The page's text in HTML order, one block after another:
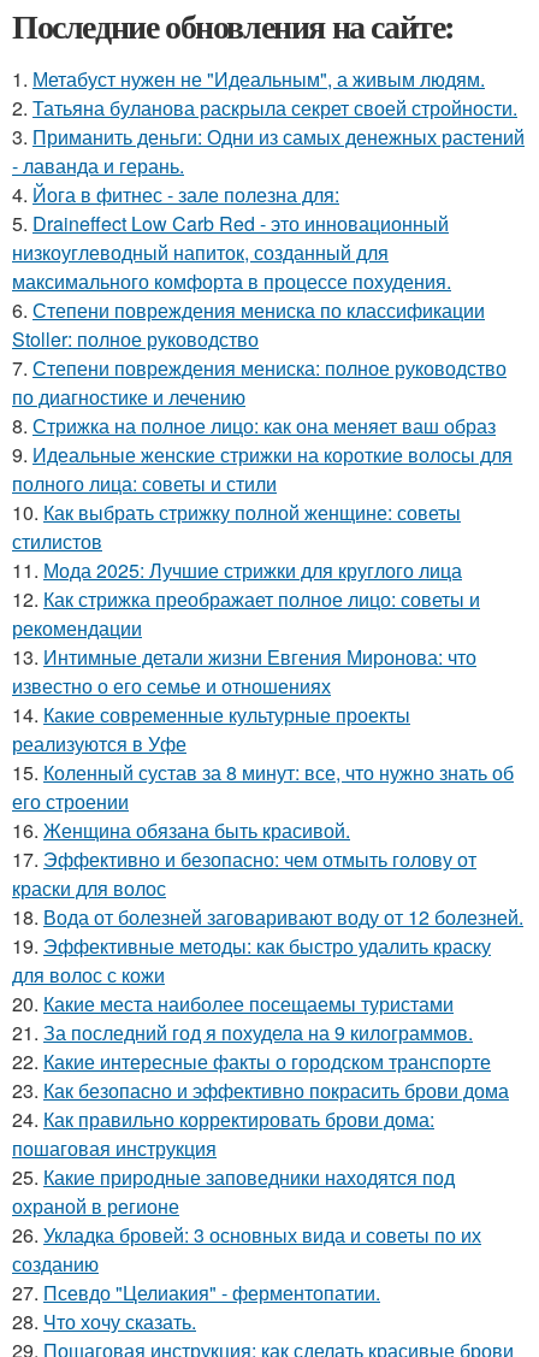
Последние обновления на сайте:
1. Метабуст нужен не "Идеальным", а живым людям.
2. Татьяна буланова раскрыла секрет своей стройности.
3. Приманить деньги: Одни из самых денежных растений
- лаванда и герань.
4. Йога в фитнес - зале полезна для:
5. Draineffect Low Carb Red - это инновационный
низкоуглеводный напиток, созданный для
максимального комфорта в процессе похудения.
6. Степени повреждения мениска по классификации
Stoller: полное руководство
7. Степени повреждения мениска: полное руководство
по диагностике и лечению
8. Стрижка на полное лицо: как она меняет ваш образ
9. Идеальные женские стрижки на короткие волосы для
полного лица: советы и стили
10. Как выбрать стрижку полной женщине: советы
стилистов
11. Мода 2025: Лучшие стрижки для круглого лица
12. Как стрижка преображает полное лицо: советы и
рекомендации
13. Интимные детали жизни Евгения Миронова: что
известно о его семье и отношениях
14. Какие современные культурные проекты
реализуются в Уфе
15. Коленный сустав за 8 минут: все, что нужно знать об
его строении
16. Женщина обязана быть красивой.
17. Эффективно и безопасно: чем отмыть голову от
краски для волос
18. Вода от болезней заговаривают воду от 12 болезней.
19. Эффективные методы: как быстро удалить краску
для волос с кожи
20. Какие места наиболее посещаемы туристами
21. За последний год я похудела на 9 килограммов.
22. Какие интересные факты о городском транспорте
23. Как безопасно и эффективно покрасить брови дома
24. Как правильно корректировать брови дома:
пошаговая инструкция
25. Какие природные заповедники находятся под
охраной в регионе
26. Укладка бровей: 3 основных вида и советы по их
созданию
27. Псевдо "Целиакия" - ферментопатии.
28. Что хочу сказать.
29. Пошаговая инструкция: как сделать красивые брови